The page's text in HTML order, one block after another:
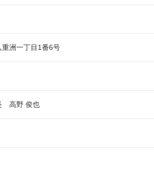
洲一丁目1番6号
高野 俊也